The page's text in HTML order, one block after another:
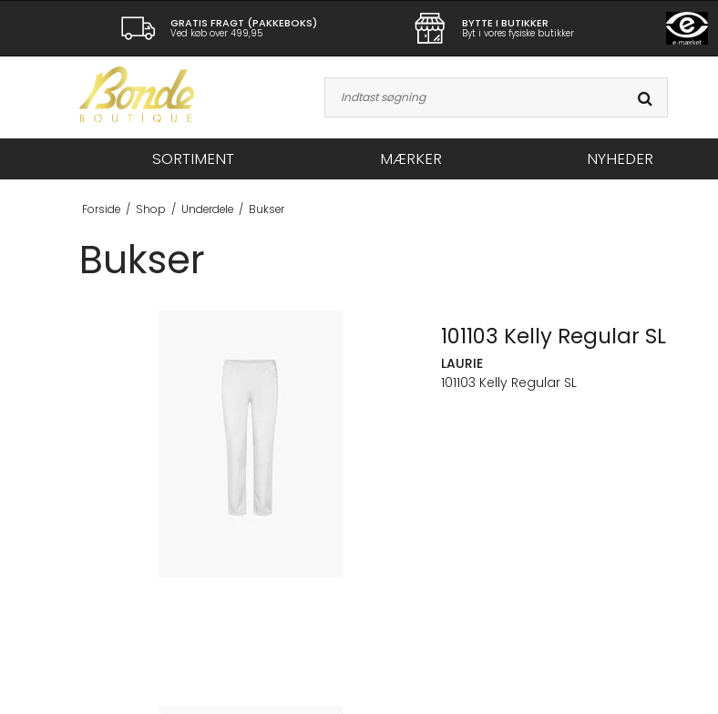
GRATIS FRAGT (PAKKEBOKS)
Ved køb over 499,95
BYTTE I BUTIKKER
Byt i vores fysiske butikker
SORTIMENT MÆRKER NYHEDER
Forside / Shop / Underdele / Bukser
Bukser
101103 Kelly Regular SL
LAURIE
101103 Kelly Regular SL